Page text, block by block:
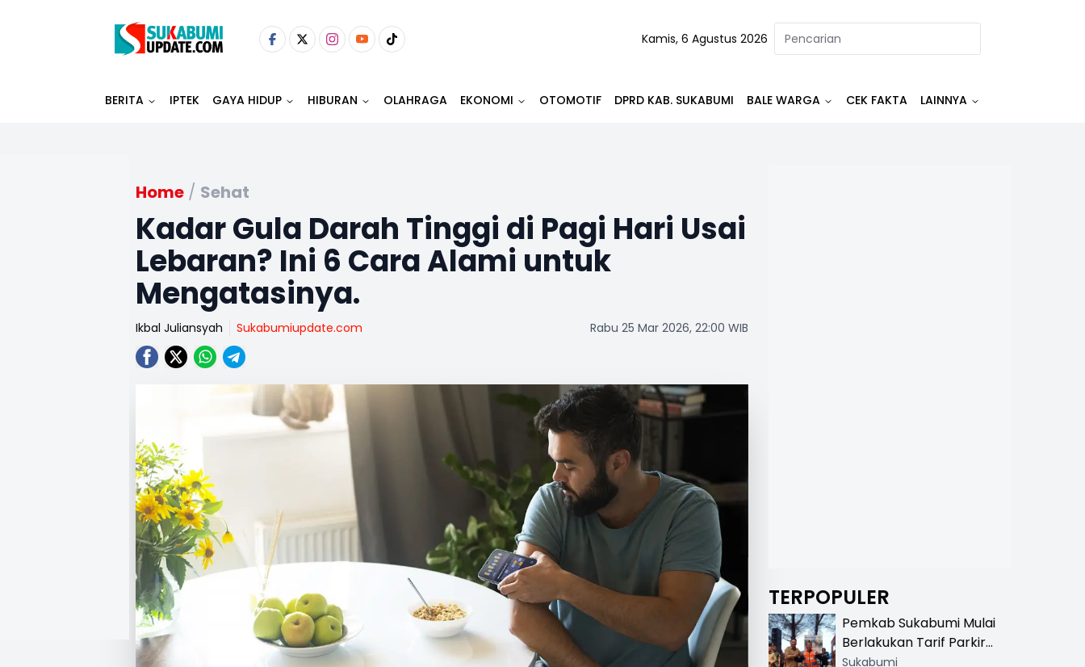
Kamis, 6 Agustus 2026
BERITA IPTEK GAYA HIDUP HIBURAN OLAHRAGA EKONOMI OTOMOTIF DPRD KAB. SUKABUMI BALE WARGA CEK FAKTA LAINNYA
Home / Sehat
Kadar Gula Darah Tinggi di Pagi Hari Usai
Lebaran? Ini 6 Cara Alami untuk
Mengatasinya.
Ikbal Juliansyah Sukabumiupdate.com Rabu 25 Mar 2026, 22:00 WIB
TERPOPULER
Pemkab Sukabumi Mulai
Berlakukan Tarif Parkir
Resmi di 13 Lokasi Wisata,
Sukabumi